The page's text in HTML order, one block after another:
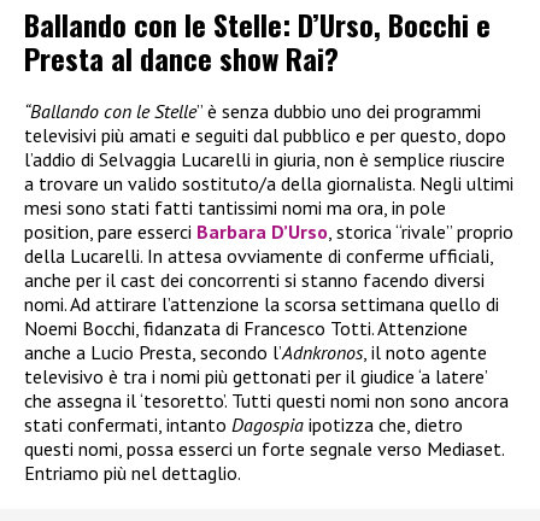
Ballando con le Stelle: D’Urso, Bocchi e
Presta al dance show Rai?
“Ballando con le Stelle” è senza dubbio uno dei programmi
televisivi più amati e seguiti dal pubblico e per questo, dopo
l’addio di Selvaggia Lucarelli in giuria, non è semplice riuscire
a trovare un valido sostituto/a della giornalista. Negli ultimi
mesi sono stati fatti tantissimi nomi ma ora, in pole
position, pare esserci Barbara D’Urso , storica “rivale” proprio
della Lucarelli. In attesa ovviamente di conferme ufficiali,
anche per il cast dei concorrenti si stanno facendo diversi
nomi. Ad attirare l’attenzione la scorsa settimana quello di
Noemi Bocchi, fidanzata di Francesco Totti. Attenzione
anche a Lucio Presta, secondo l’Adnkronos, il noto agente
televisivo è tra i nomi più gettonati per il giudice ‘a latere’
che assegna il ‘tesoretto’. Tutti questi nomi non sono ancora
stati confermati, intanto Dagospia ipotizza che, dietro
questi nomi, possa esserci un forte segnale verso Mediaset.
Entriamo più nel dettaglio.